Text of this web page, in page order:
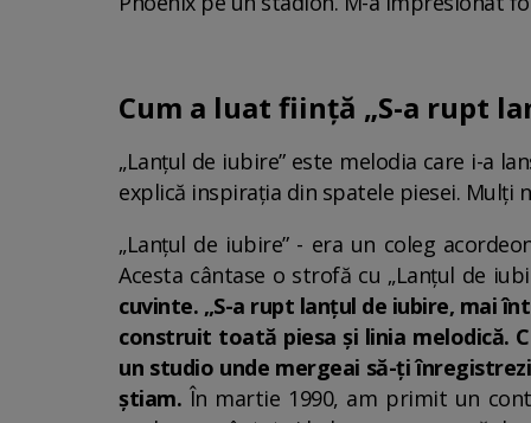
Cum a luat ființă „S-a rupt
„Lanțul de iubire” este melodia care i-a
explică inspirația din spatele piesei. Mulți
„Lanțul de iubire” - era un coleg
Acesta cântase o strofă cu „Lanțul de
cuvinte. „S-a rupt lanțul de iubire, mai
construit toată piesa și linia melodică.
un studio unde mergeai să-ți
știam. În martie 1990, am primit un